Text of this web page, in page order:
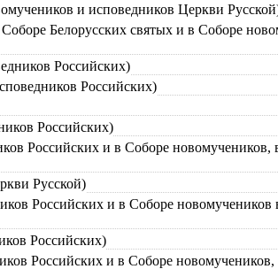
и исповедников Церкви
Белорусских святых и в Соборе
Российских)
Российских)
Российских)
Российских и в Соборе новомучеников,
Русской)
Российских и в Соборе новомучеников
Российских)
Российских и в Соборе новомучеников,